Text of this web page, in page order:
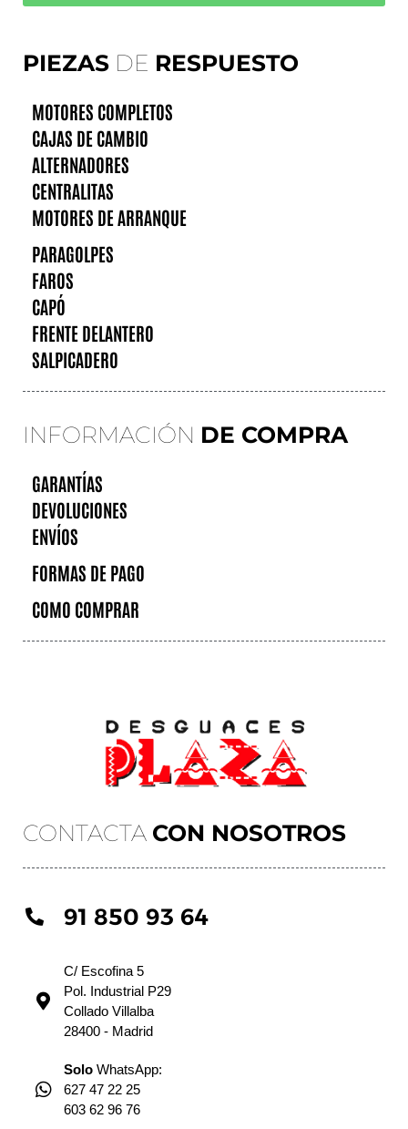
CONTACTA CON NOSOTROS
91 850 93 64
C/ Escofina 5
Pol. Industrial P29
Collado Villalba
28400 - Madrid
Solo WhatsApp:
627 47 22 25
603 62 96 76
PIEZAS DE RESPUESTO
MOTORES COMPLETOS
CAJAS DE CAMBIO
ALTERNADORES
CENTRALITAS
MOTORES DE ARRANQUE
PARAGOLPES
FAROS
CAPÓ
FRENTE DELANTERO
SALPICADERO
INFORMACIÓN DE COMPRA
GARANTÍAS
DEVOLUCIONES
ENVÍOS
FORMAS DE PAGO
COMO COMPRAR